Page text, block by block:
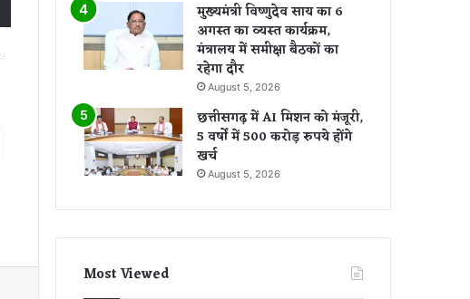
मुख्यमंत्री विष्णुदेव साय का 6
अगस्त का व्यस्त कार्यक्रम,
मंत्रालय में समीक्षा बैठकों का
रहेगा दौर
August 5, 2026
छत्तीसगढ़ में AI मिशन को मंजूरी,
5 वर्षों में 500 करोड़ रुपये होंगे
खर्च
August 5, 2026
Most Viewed